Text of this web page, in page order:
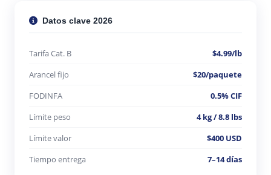
Datos clave 2026
Tarifa Cat. B
$4.99/lb
Arancel fijo
$20/paquete
FODINFA
0.5% CIF
Límite peso
4 kg / 8.8 lbs
Límite valor
$400 USD
Tiempo entrega
7–14 días